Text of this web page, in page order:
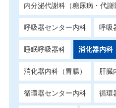
内分泌代謝科（糖尿病・代謝
呼吸器センター内科 呼吸
睡眠呼吸器科 消化器内科
消化器内科（胃腸） 肝臓
循環器センター内科 循環